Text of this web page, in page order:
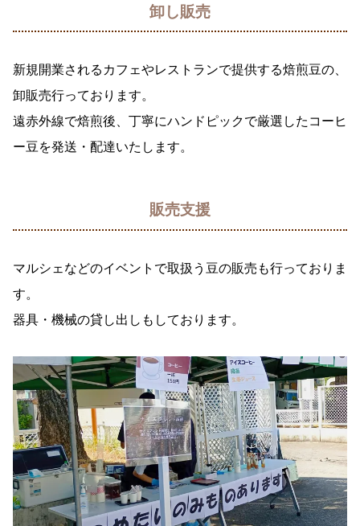
卸し販売
新規開業されるカフェやレストランで提供する焙煎豆の、
卸販売行っております。
遠赤外線で焙煎後、丁寧にハンドピックで厳選したコーヒ
ー豆を発送・配達いたします。
販売支援
マルシェなどのイベントで取扱う豆の販売も行っておりま
す。
器具・機械の貸し出しもしております。